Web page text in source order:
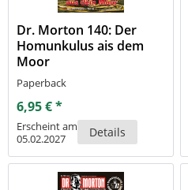
Dr. Morton 140: Der
Homunkulus ais dem
Moor
Paperback
6,95 € *
Erscheint am
05.02.2027
Details